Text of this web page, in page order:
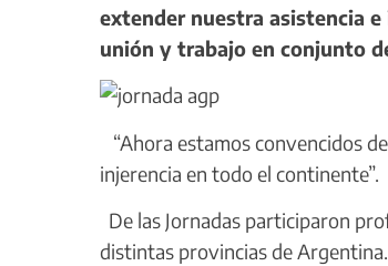
extender nuestra asistencia
unión y trabajo en conjunto
“Ahora estamos convencidos
injerencia en todo el continente”.
De las Jornadas participaron
distintas provincias de Argentina.